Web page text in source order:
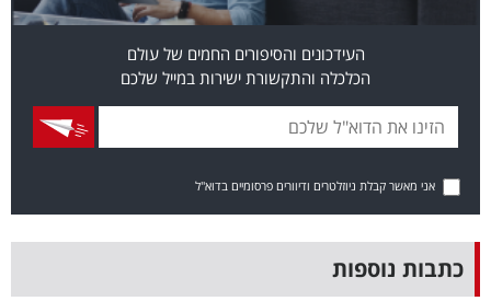
אחרינו:
העידכונים והסיפורים החמים של עולם
הכלכלה והתקשורת ישירות במייל שלכם
אני מאשר קבלת ניוזלטרים ודיוורים פרסומיים בדוא"ל
כתבות נוספות